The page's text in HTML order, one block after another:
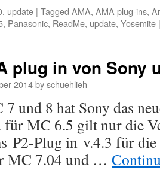
, update | Tagged AMA, AMA plug-ins,
, Panasonic, ReadMe, update, Yosemite |
plug in von Sony
2014byschuehlieh
7 und 8 hat Sony das
für MC 6.5 gilt nur die
P2-Plug in v.4.3 für
MC 7.04 und …